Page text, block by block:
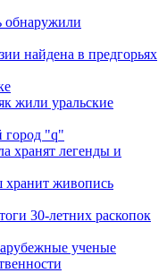
обнаружили
найдена в предгорьях
жили уральские
город "q"
хранят легенды и
хранит живопись
30-летних раскопок
ученые